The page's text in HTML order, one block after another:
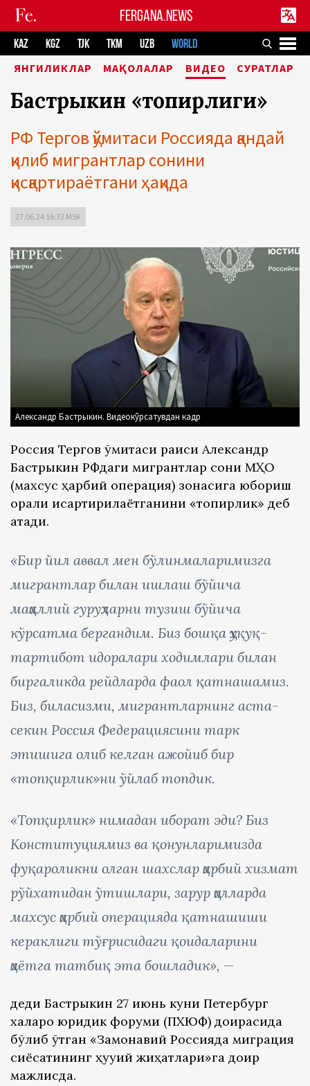
FERGANA.NEWS
KAZ KGZ TJK TKM UZB WORLD
ЯНГИЛИКЛАР МАҚОЛАЛАР ВИДЕО СУРАТЛАР
Бастрыкин «топқирлиги»
РФ Тергов қўмитаси Россияда қандай
қилиб мигрантлар сонини
қисқартираётгани ҳақида
27.06.24 16:33 MSK
Александр Бастрыкин. Видеокўрсатувдан кадр
Россия Тергов қўмитаси раиси Александр
Бастрыкин РФдаги мигрантлар сони МҲО
(махсус ҳарбий операция) зонасига юбориш
орқали қисқартирилаётганини «топқирлик» деб
атади.
«Бир йил аввал мен бўлинмаларимизга
мигрантлар билан ишлаш бўйича
маҳаллий гуруҳларни тузиш бўйича
кўрсатма бергандим. Биз бошқа ҳуқуқ-
тартибот идоралари ходимлари билан
биргаликда рейдларда фаол қатнашамиз.
Биз, биласизми, мигрантларнинг аста-
секин Россия Федерациясини тарк
этишига олиб келган ажойиб бир
«топқирлик»ни ўйлаб топдик.
«Топқирлик» нимадан иборат эди? Биз
Конституциямиз ва қонунларимизда
фуқароликни олган шахслар ҳарбий хизмат
рўйхатидан ўтишлари, зарур ҳолларда
махсус ҳарбий операцияда қатнашиши
кераклиги тўғрисидаги қоидаларини
ҳаётга татбиқ эта бошладик», —
деди Бастрыкин 27 июнь куни Петербург
халқаро юридик форуми (ПХЮФ) доирасида
бўлиб ўтган «Замонавий Россияда миграция
сиёсатининг ҳуқуқий жиҳатлари»га доир
мажлисда.